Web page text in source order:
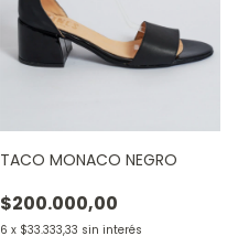
TACO MONACO NEGRO
$200.000,00
6 x $33.333,33 sin interés